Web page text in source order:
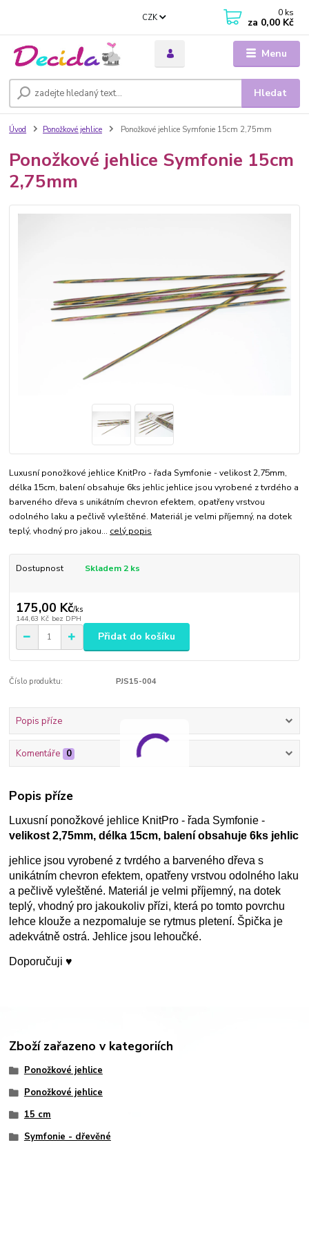
Menu
CZK
Hledat
0 ks
za 0,00 Kč
Úvod Ponožkové jehlice Ponožkové jehlice Symfonie 15cm 2,75mm
Ponožkové jehlice Symfonie 15cm
2,75mm
Luxusní ponožkové jehlice KnitPro - řada Symfonie - velikost 2,75mm,
délka 15cm, balení obsahuje 6ks jehlic jehlice jsou vyrobené z tvrdého a
barveného dřeva s unikátním chevron efektem, opatřeny vrstvou
odolného laku a pečlivě vyleštěné. Materiál je velmi příjemný, na dotek
teplý, vhodný pro jakou... celý popis
Dostupnost Skladem 2 ks
175,00 Kč/ks
144,63 Kč bez DPH
Přidat do košíku
Číslo produktu: PJS15-004
Popis příze
Komentáře 0
Popis příze
Luxusní ponožkové jehlice KnitPro - řada Symfonie -
velikost 2,75mm, délka 15cm, balení obsahuje 6ks jehlic
jehlice jsou vyrobené z tvrdého a barveného dřeva s
unikátním chevron efektem, opatřeny vrstvou odolného laku
a pečlivě vyleštěné. Materiál je velmi příjemný, na dotek
teplý, vhodný pro jakoukoliv přízi, která po tomto povrchu
lehce klouže a nezpomaluje se rytmus pletení. Špička je
adekvátně ostrá. Jehlice jsou lehoučké.
Doporučuji ♥
Zboží zařazeno v kategoriích
Ponožkové jehlice
Ponožkové jehlice
15 cm
Symfonie - dřevěné